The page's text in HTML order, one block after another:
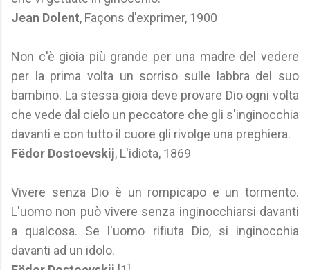
Jean Dolent, Façons d'exprimer, 1900
Non c'è gioia più grande per una madre del vedere
per la prima volta un sorriso sulle labbra del suo
bambino. La stessa gioia deve provare Dio ogni volta
che vede dal cielo un peccatore che gli s'inginocchia
davanti e con tutto il cuore gli rivolge una preghiera.
Fëdor Dostoevskij, L'idiota, 1869
Vivere senza Dio è un rompicapo e un tormento.
L'uomo non può vivere senza inginocchiarsi davanti
a qualcosa. Se l'uomo rifiuta Dio, si inginocchia
davanti ad un idolo.